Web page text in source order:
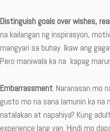
Distinguish goals over wishes,
na kailangan ng inspirasyon,
mangyari sa buhay. Ikaw ang
Pero maniwala ka na kapag
Embarrassment. Naranasan mo
gusto mo na sana lamunin ka
natalakan at napahiya? Kung
experience lang yan. Hindi mo